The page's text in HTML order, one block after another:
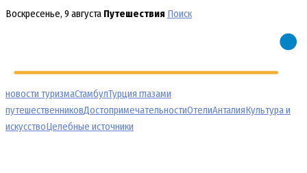
Перейти
Воскресенье, 9 августа Путешествия Поиск
новости туризмаСтамбулТурция глазами
путешественниковДостопримечательностиОтелиАнталияКультура и
искусствоЦелебные источники